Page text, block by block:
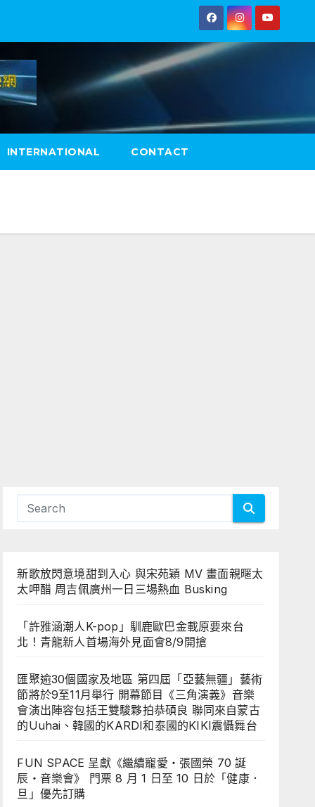
INTERNATIONAL CONTACT
新歌放閃意境甜到入心 與宋苑穎 MV 畫面親暱太
太呷醋 周吉佩廣州一日三場熱血 Busking
「許雅涵潮人K-pop」馴鹿歐巴金載原要來台
北！青龍新人首場海外見面會8/9開搶
匯聚逾30個國家及地區 第四屆「亞藝無疆」藝術
節將於9至11月舉行 開幕節目《三角演義》音樂
會演出陣容包括王雙駿夥拍恭碩良 聯同來自蒙古
的Uuhai、韓國的KARDI和泰國的KIKI震懾舞台
FUN SPACE 呈獻《繼續寵愛・張國榮 70 誕
辰・音樂會》 門票 8 月 1 日至 10 日於「健康．
旦」優先訂購